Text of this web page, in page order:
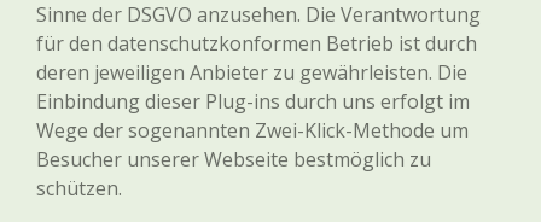
Sinne der DSGVO anzusehen. Die Verantwortung
für den datenschutzkonformen Betrieb ist durch
deren jeweiligen Anbieter zu gewährleisten. Die
Einbindung dieser Plug-ins durch uns erfolgt im
Wege der sogenannten Zwei-Klick-Methode um
Besucher unserer Webseite bestmöglich zu
schützen.